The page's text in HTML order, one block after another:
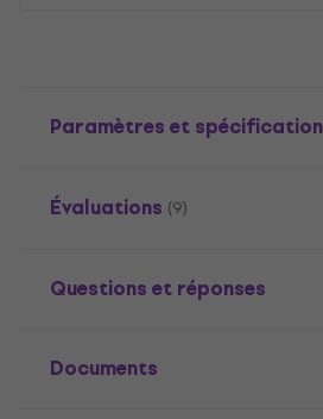
Paramètres et
Évaluations (9)
Questions et réponses
Documents